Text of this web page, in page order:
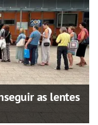
as lentes